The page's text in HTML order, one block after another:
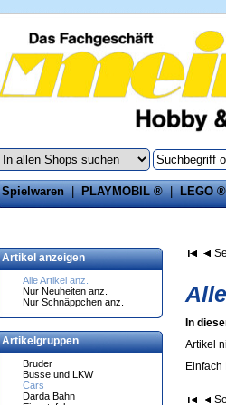
Spielwaren|PLAYMOBIL ®|LEGO ®
Artikel anzeigen
Alle Artikel anz.
Nur Neuheiten anz.
Nur Schnäppchen anz.
Artikelgruppen
Bruder
Busse und LKW
Cars
Darda Bahn
In
Artikel